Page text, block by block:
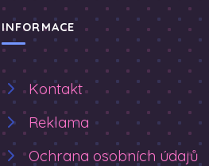
INFORMACE
Kontakt
Reklama
Ochrana osobních údajů